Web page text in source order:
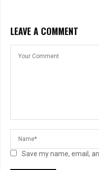
LEAVE A COMMENT
Save my name, email,